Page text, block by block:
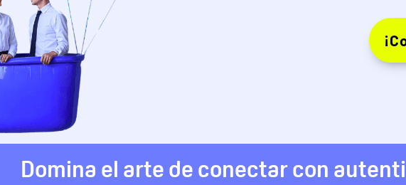
Domina el arte de conectar con